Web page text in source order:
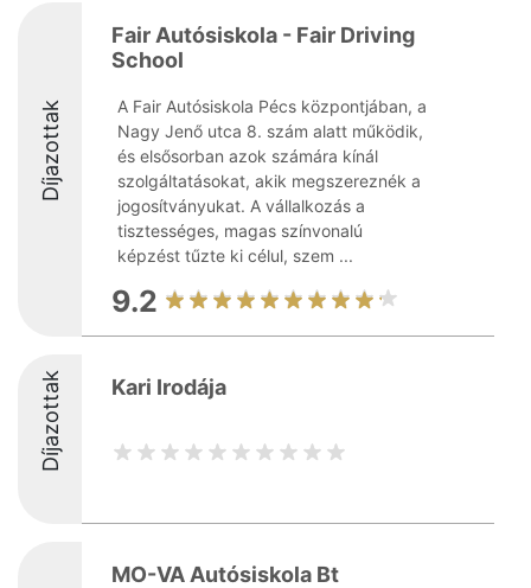
Díjazottak
Fair Autósiskola - Fair Driving
School
A Fair Autósiskola Pécs központjában, a
Nagy Jenő utca 8. szám alatt működik,
és elsősorban azok számára kínál
szolgáltatásokat, akik megszereznék a
jogosítványukat. A vállalkozás a
tisztességes, magas színvonalú
képzést tűzte ki célul, szem ...
9.2
Díjazottak Kari Irodája
MO-VA Autósiskola Bt